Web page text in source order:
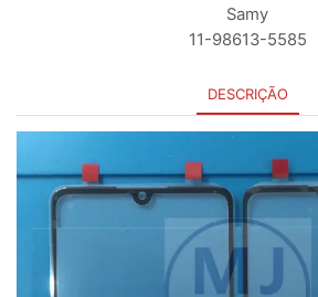
Samy
11-98613-5585
DESCRIÇÃO